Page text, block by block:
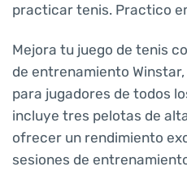
practicar tenis. Practico
Mejora tu juego de tenis
de entrenamiento
para jugadores de todos
incluye tres pelotas de
ofrecer un rendimiento
sesiones de